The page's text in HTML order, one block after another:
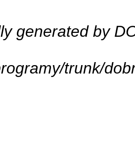
generated by
trunk/